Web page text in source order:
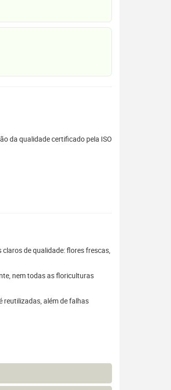
da qualidade certificado pela ISO
de qualidade: flores frescas,
nem todas as floriculturas
reutilizadas, além de falhas